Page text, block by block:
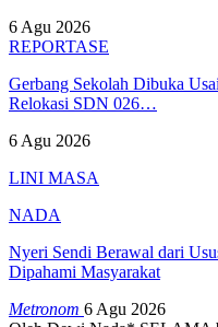
6 Agu 2026
REPORTASE
Gerbang Sekolah Dibuka
Relokasi SDN 026…
6 Agu 2026
LINI MASA
NADA
Nyeri Sendi Berawal dari
Dipahami Masyarakat
Metronom 6 Agu 2026